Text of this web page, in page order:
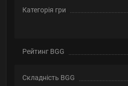
Категорія гри
Рейтинг BGG
Складність BGG